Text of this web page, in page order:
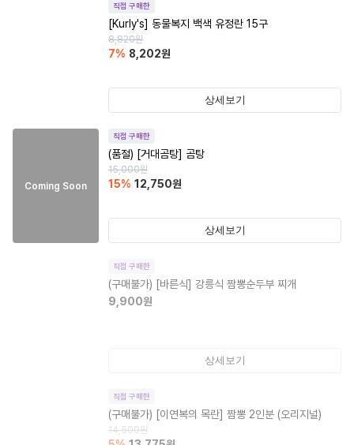
직접 구매한
[Kurly's] 동물복지 백색 유정란 15구
8,820원
7% 8,202원
상세보기
Coming Soon
직접 구매한
(품절) [거대곰탕] 곰탕
15,000원
15% 12,750원
상세보기
직접 구매한
(구매불가) [바른식] 강릉식 짬뽕순두부 찌개
9,900원
상세보기
직접 구매한
(구매불가) [이연복의 목란] 짬뽕 2인분 (오리지널)
14,500원